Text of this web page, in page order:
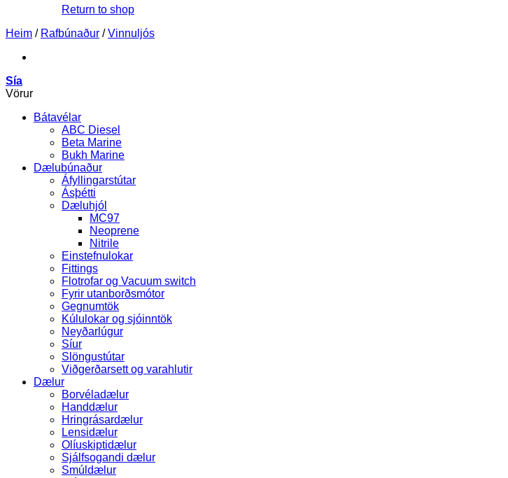
Return to shop
Heim / Rafbúnaður / Vinnuljós
Sía
Vörur
Bátavélar
ABC Diesel
Beta Marine
Bukh Marine
Dælubúnaður
Áfyllingarstútar
Ásþétti
Dæluhjól
MC97
Neoprene
Nitrile
Einstefnulokar
Fittings
Flotrofar og Vacuum switch
Fyrir utanborðsmótor
Gegnumtök
Kúlulokar og sjóinntök
Neyðarlúgur
Síur
Slöngustútar
Viðgerðarsett og varahlutir
Dælur
Borvéladælur
Handdælur
Hringrásardælur
Lensidælur
Olíuskiptidælur
Sjálfsogandi dælur
Smúldælur